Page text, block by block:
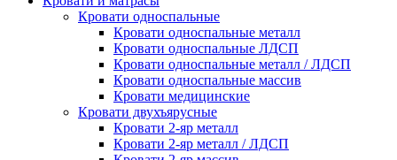
Кровати односпальные
Кровати односпальные металл
Кровати односпальные ЛДСП
Кровати односпальные металл / ЛДСП
Кровати односпальные массив
Кровати медицинские
Кровати двухъярусные
Кровати 2-яр металл
Кровати 2-яр металл / ЛДСП